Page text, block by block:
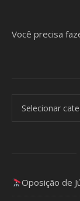
Você precisa
Oposição de